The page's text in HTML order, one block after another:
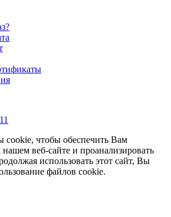
чтобы обеспечить Вам
веб-сайте и проанализировать
использовать этот сайт, Вы
файлов cookie.